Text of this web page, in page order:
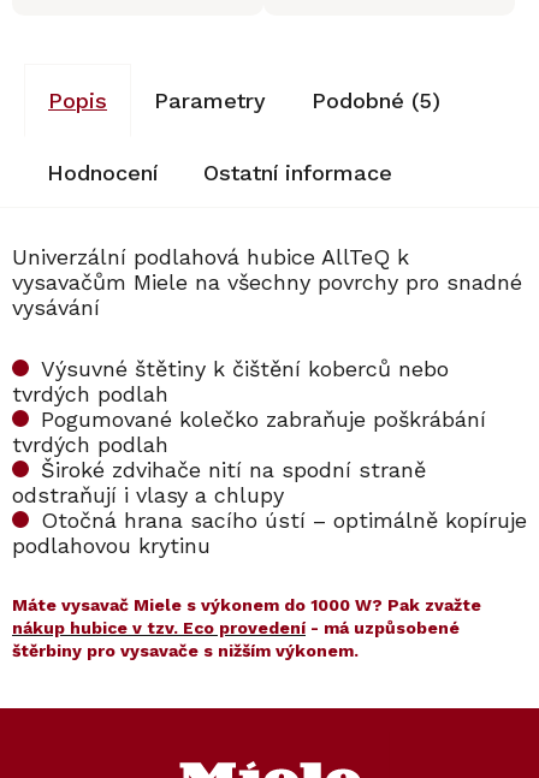
Popis Parametry Podobné (5)
Hodnocení Ostatní informace
Univerzální podlahová hubice AllTeQ k
vysavačům Miele na všechny povrchy pro snadné
vysávání
Výsuvné štětiny k čištění koberců nebo
tvrdých podlah
Pogumované kolečko zabraňuje poškrábání
tvrdých podlah
Široké zdvihače nití na spodní straně
odstraňují i vlasy a chlupy
Otočná hrana sacího ústí – optimálně kopíruje
podlahovou krytinu
Máte vysavač Miele s výkonem do 1000 W? Pak zvažte
nákup hubice v tzv. Eco provedení - má uzpůsobené
štěrbiny pro vysavače s nižším výkonem.